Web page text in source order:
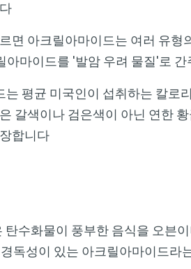
면 아크릴아마이드는 여러 유
아마이드를 '발암 우려 물질'로
는 평균 미국인이 섭취하는 칼로
갈색이나 검은색이 아닌 연한
합니다
탄수화물이 풍부한 음식을 오븐
독성이 있는 아크릴아마이드라